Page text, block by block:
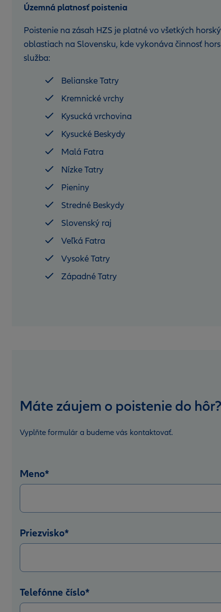
Územná platnosť poistenia
Poistenie na zásah HZS je platné vo všetkých
oblastiach na Slovensku, kde vykonáva činnosť
služba:
Belianske Tatry
Kremnické vrchy
Kysucká vrchovina
Kysucké Beskydy
Malá Fatra
Nízke Tatry
Pieniny
Stredné Beskydy
Slovenský raj
Veľká Fatra
Vysoké Tatry
Západné Tatry
Máte záujem o poistenie do
Vyplňte formulár a budeme vás kontaktovať.
Meno*
Priezvisko*
Telefónne číslo*